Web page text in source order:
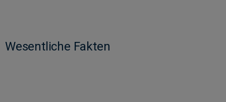
Wesentliche Fakten